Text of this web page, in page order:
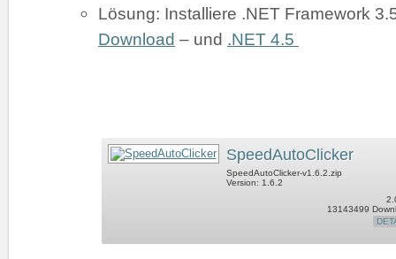
Lösung: Installiere .NET Framework
Download – und .NET 4.5
SpeedAutoClicker
SpeedAutoClicker-v1.6.2.zip
Version: 1.6.2
13143499